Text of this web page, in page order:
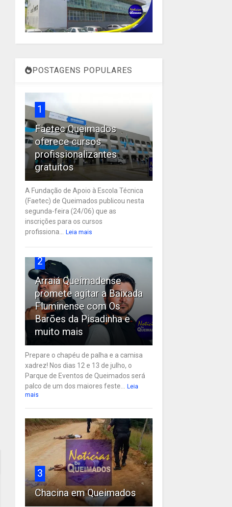
POSTAGENS POPULARES
1
Faetec Queimados
oferece cursos
profissionalizantes
gratuitos
A Fundação de Apoio à Escola Técnica
(Faetec) de Queimados publicou nesta
segunda-feira (24/06) que as
inscrições para os cursos
profissiona...
Leia mais
2
Arraiá Queimadense
promete agitar a Baixada
Fluminense com Os
Barões da Pisadinha e
muito mais
Prepare o chapéu de palha e a camisa
xadrez! Nos dias 12 e 13 de julho, o
Parque de Eventos de Queimados será
palco de um dos maiores feste...
Leia
mais
3
Chacina em Queimados